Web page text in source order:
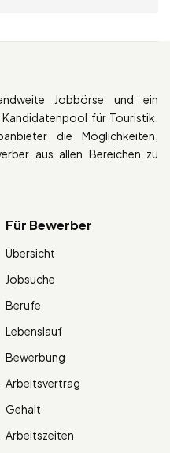
Jobbörse und ein
für Touristik.
die Möglichkeiten,
aus allen Bereichen zu
Für Bewerber
Übersicht
Jobsuche
Berufe
Lebenslauf
Bewerbung
Arbeitsvertrag
Gehalt
Arbeitszeiten